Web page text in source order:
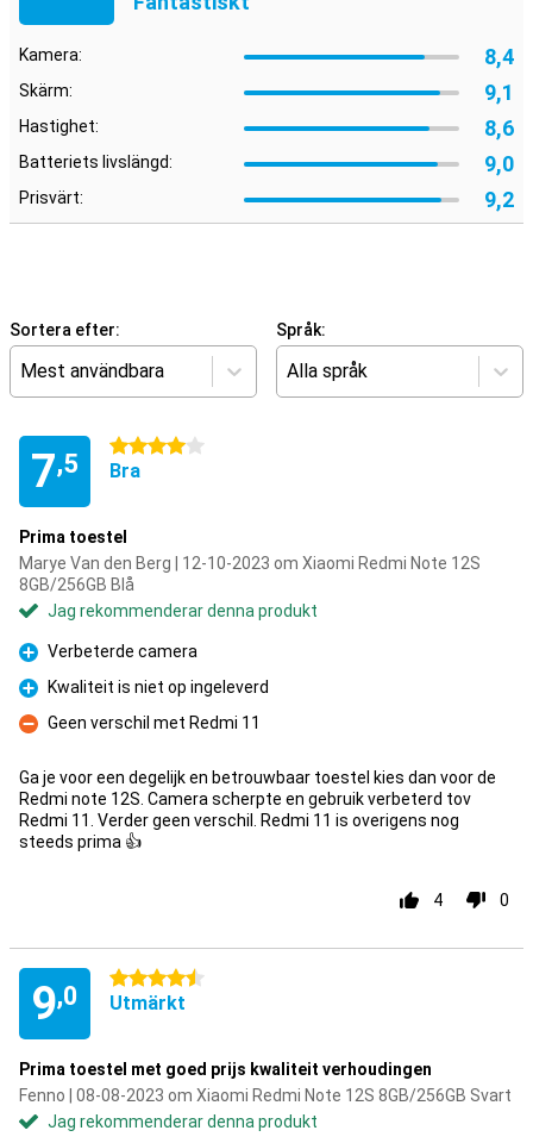
Kamera: 8,4
Skärm: 9,1
Hastighet: 8,6
Batteriets livslängd: 9,0
Prisvärt: 9,2
Sortera efter:
Mest användbara
Språk:
Alla språk
7,5
4 stjärnor
Bra
Prima toestel
Marye Van den Berg | 12-10-2023 om Xiaomi Redmi Note 12S
8GB/256GB Blå
Jag rekommenderar denna produkt
Fördelar
Verbeterde camera
Fördelar
Kwaliteit is niet op ingeleverd
Nackdelar
Geen verschil met Redmi 11
Ga je voor een degelijk en betrouwbaar toestel kies dan voor de
Redmi note 12S. Camera scherpte en gebruik verbeterd tov
Redmi 11. Verder geen verschil. Redmi 11 is overigens nog
steeds prima 👍
4 0
9,0
4.5 stjärnor
Utmärkt
Prima toestel met goed prijs kwaliteit verhoudingen
Fenno | 08-08-2023 om Xiaomi Redmi Note 12S 8GB/256GB Svart
Jag rekommenderar denna produkt